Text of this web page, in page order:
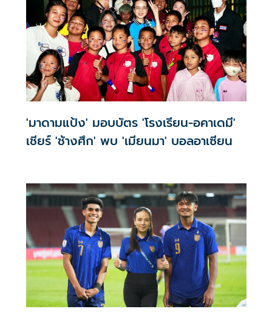
'มาดามแป้ง' มอบบัตร 'โรงเรียน-อคาเดมี'
เชียร์ 'ช้างศึก' พบ 'เมียนมา' บอลอาเซียน